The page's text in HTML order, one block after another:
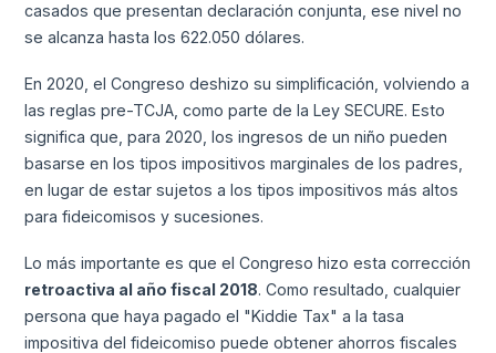
casados que presentan declaración conjunta, ese nivel no
se alcanza hasta los 622.050 dólares.
En 2020, el Congreso deshizo su simplificación, volviendo a
las reglas pre-TCJA, como parte de la Ley SECURE. Esto
significa que, para 2020, los ingresos de un niño pueden
basarse en los tipos impositivos marginales de los padres,
en lugar de estar sujetos a los tipos impositivos más altos
para fideicomisos y sucesiones.
Lo más importante es que el Congreso hizo esta corrección
retroactiva al año fiscal 2018. Como resultado, cualquier
persona que haya pagado el "Kiddie Tax" a la tasa
impositiva del fideicomiso puede obtener ahorros fiscales